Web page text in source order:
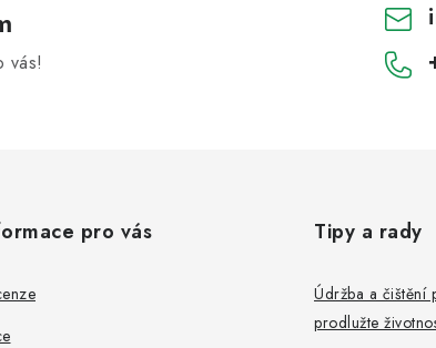
vás!
pro vás Tipy a rady
Údržba a čištění
prodlužte